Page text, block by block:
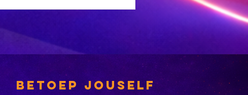
Ossewabrandwag-
argief is nou
digitaal
betoep jouself